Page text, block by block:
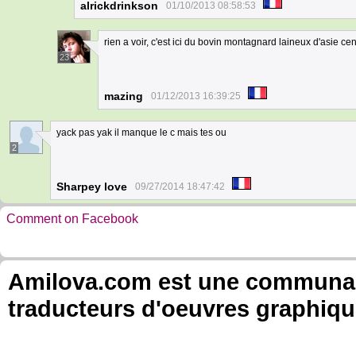
alrickdrinkson 01/10/2013 08:58:53
23
rien a voir, c'est ici du bovin montagnard laineux d'asie
mazing 01/12/2013 16:39:25
2
yack pas yak il manque le c mais tes ou
Sharpey love 09/27/2014 18:47:42
Comment on Facebook
Amilova.com est une
traducteurs d'oeuvres